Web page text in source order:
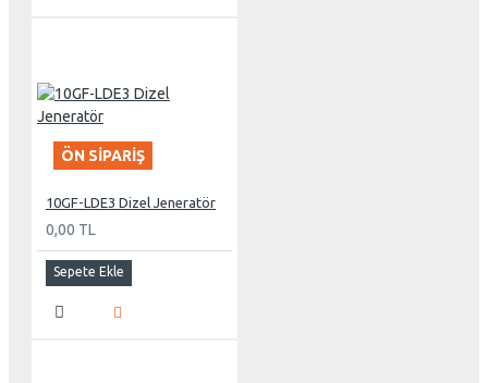
ÖN SIPARIŞ
10GF-LDE3 Dizel Jeneratör
0,00 TL
Sepete Ekle